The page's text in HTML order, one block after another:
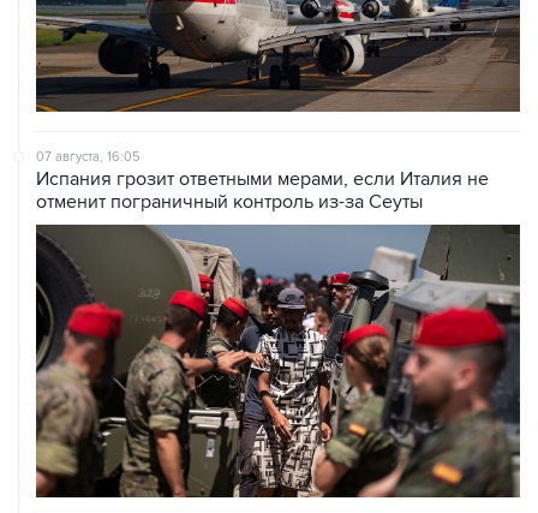
07 августа, 16:05
Испания грозит ответными мерами, если Италия не
отменит пограничный контроль из-за Сеуты